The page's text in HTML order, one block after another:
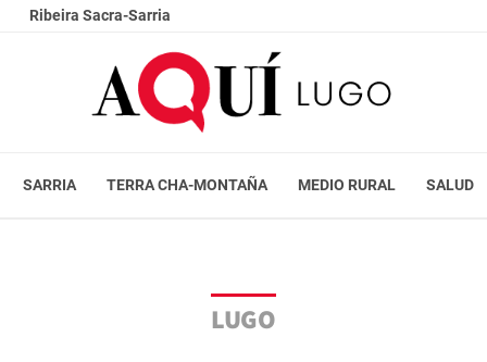
Ribeira Sacra-Sarria
SARRIA TERRA CHA-MONTAÑA MEDIO RURAL SALUD
LUGO